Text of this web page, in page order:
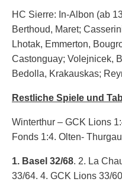
HC Sierre: In-Albon (ab
Berthoud, Maret;
Lhotak, Emmerton,
Castonguay; Volejnicek,
Bedolla, Krakauskas;
Restliche Spiele und
Winterthur – GCK Lions
Fonds 1:4. Olten-
1. Basel 32/68. 2. La
33/64. 4. GCK Lions 33/